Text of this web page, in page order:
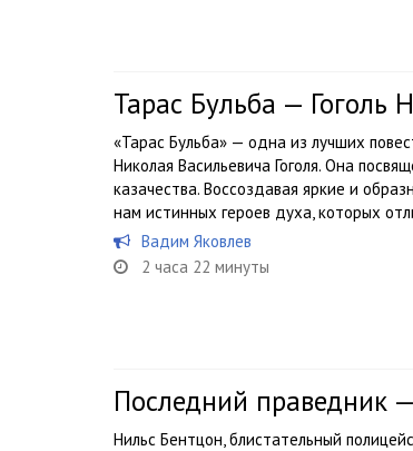
Тарас Бульба — Гоголь
«Тарас Бульба» — одна из лучших
Николая Васильевича Гоголя. Она
казачества. Воссоздавая яркие и
нам истинных героев духа, которых
Вадим Яковлев
2 часа 22 минуты
Последний праведник
Нильс Бентцон, блистательный